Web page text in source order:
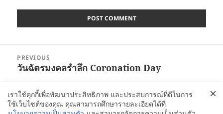
navigation
PREVIOUS
Previous
วันฉัตรมงคลรำลึก Coronation Day
NEXT
Next
สิ่งที่เกิดขื้นเมื่อใช้ VCi ในการป้องกันสนิม ตอน
เราใช้คุกกี้เพื่อพัฒนาประสิทธิภาพ และประสบการณ์ที่ดีในการ
ใช้เว็บไซต์ของคุณ คุณสามารถศึกษารายละเอียดได้ที่